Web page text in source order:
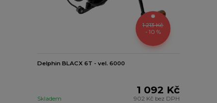
1 213 Kč
- 10 %
Delphin BLACX 6T - vel. 6000
1 092 Kč
902 Kč bez DPH
Skladem